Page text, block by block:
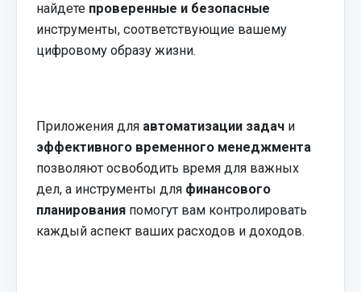
найдете проверенные и безопасные
инструменты, соответствующие вашему
цифровому образу жизни.
Приложения для автоматизации задач и
эффективного временного менеджмента
позволяют освободить время для важных
дел, а инструменты для финансового
планирования помогут вам контролировать
каждый аспект ваших расходов и доходов.